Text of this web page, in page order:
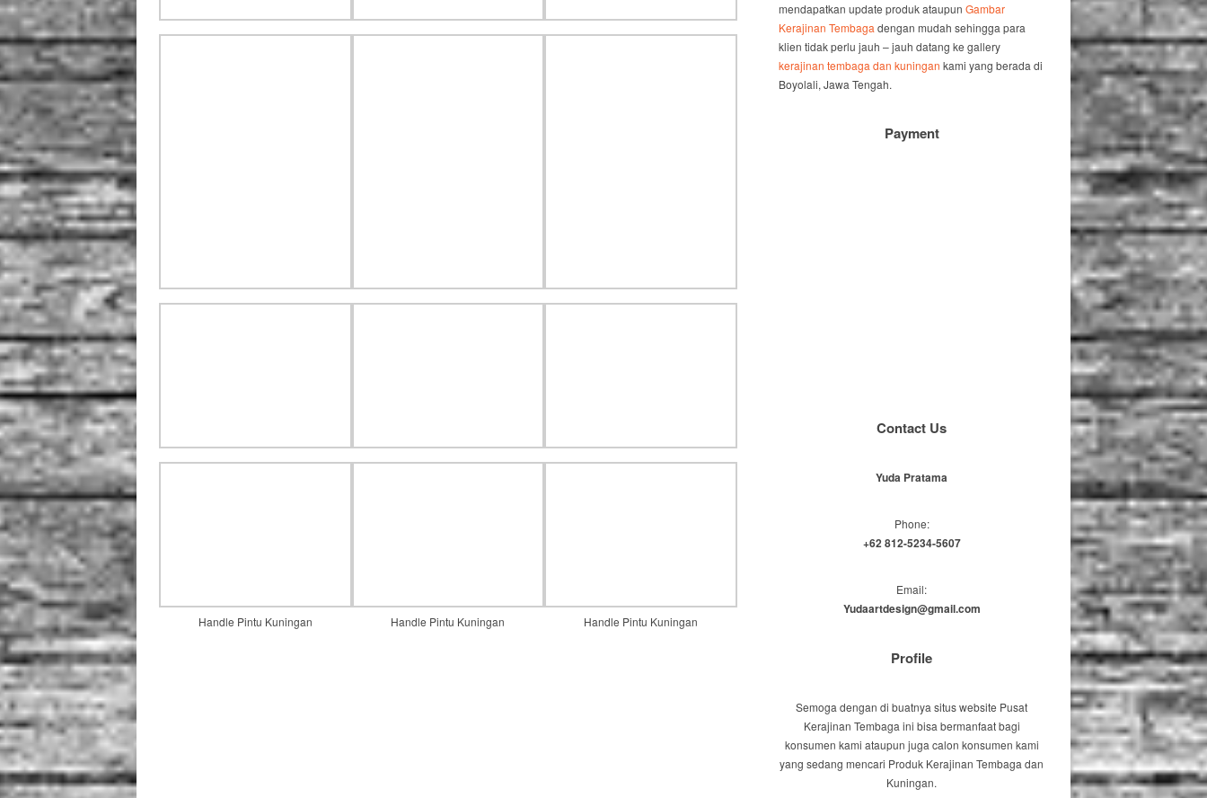
Handle Pintu Kuningan Handle Pintu Kuningan Handle Pintu Kuningan
mendapatkan update produk ataupun Gambar
Kerajinan Tembaga dengan mudah sehingga para
klien tidak perlu jauh – jauh datang ke gallery
kerajinan tembaga dan kuningan kami yang berada di
Boyolali, Jawa Tengah.
Payment
Contact Us
Yuda Pratama
Phone:
+62 812-5234-5607
Email:
Yudaartdesign@gmail.com
Profile
Semoga dengan di buatnya situs website Pusat
Kerajinan Tembaga ini bisa bermanfaat bagi
konsumen kami ataupun juga calon konsumen kami
yang sedang mencari Produk Kerajinan Tembaga dan
Kuningan.